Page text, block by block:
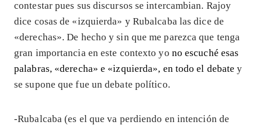
contestar pues sus discursos se intercambian. Rajoy
dice cosas de «izquierda» y Rubalcaba las dice de
«derechas». De hecho y sin que me parezca que tenga
gran importancia en este contexto yo no escuché esas
palabras, «derecha» e «izquierda», en todo el debate y
se supone que fue un debate político.
-Rubalcaba (es el que va perdiendo en intención de